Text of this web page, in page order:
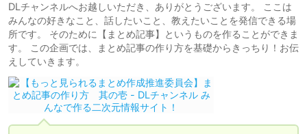
DLチャンネルへお越しいただき、ありがとうございます。 ここは
みんなの好きなこと、話したいこと、教えたいことを発信できる場
所です。 そのために【まとめ記事】というものを作ることができま
す。 この企画では、まとめ記事の作り方を基礎からきっちり！お伝
えしていきます。